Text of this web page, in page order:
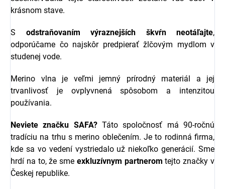
krásnom stave.
S odstraňovaním výraznejších škvŕn neotáľajte,
odporúčame čo najskôr predpierať žlčovým mydlom v
studenej vode.
Merino vlna je veľmi jemný prírodný materiál a jej
trvanlivosť je ovplyvnená spôsobom a intenzitou
používania.
Neviete značku SAFA? Táto spoločnosť má 90-ročnú
tradíciu na trhu s merino oblečením. Je to rodinná firma,
kde sa vo vedení vystriedalo už niekoľko generácií. Sme
hrdí na to, že sme exkluzívnym partnerom tejto značky v
Českej republike.